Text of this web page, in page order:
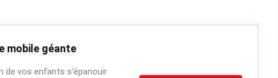
mobile géante
de vos enfants s’épanouir